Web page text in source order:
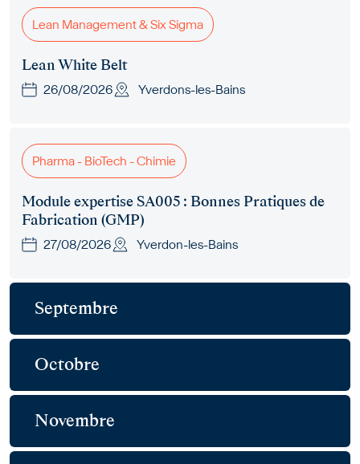
Lean Management & Six Sigma
Lean White Belt
26/08/2026 Yverdons-les-Bains
Pharma - BioTech - Chimie
Module expertise SA005 : Bonnes Pratiques de
Fabrication (GMP)
27/08/2026 Yverdon-les-Bains
Septembre
Octobre
Novembre